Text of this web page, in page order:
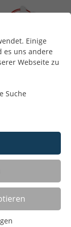
dem
Einige
es uns andere
Webseite zu
Suche